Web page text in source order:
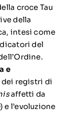
croce Tau
della
intesi come
del
e
dei registri di
affetti da
) e l’evoluzione